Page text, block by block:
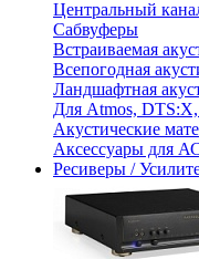
Центральный
Сабвуферы
Встраиваемая
Всепогодная
Ландшафтная
Для Atmos,
Акустические
Аксессуары для
Ресиверы /